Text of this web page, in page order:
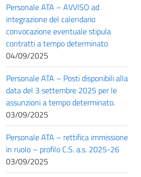
Personale ATA – AVVISO ad
integrazione del calendario
convocazione eventuale stipula
contratti a tempo determinato
04/09/2025
Personale ATA – Posti disponibili alla
data del 3 settembre 2025 per le
assunzioni a tempo determinato.
03/09/2025
Personale ATA – rettifica immissione
in ruolo – profilo C.S. a.s. 2025-26
03/09/2025